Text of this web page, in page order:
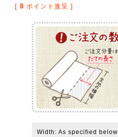
[ 8 ポイント進呈 ]
Width: As specified below